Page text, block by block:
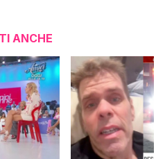
ANCHE